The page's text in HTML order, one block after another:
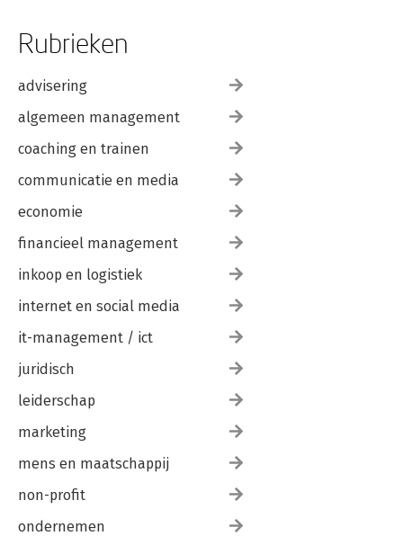
Rubrieken
advisering
algemeen management
coaching en trainen
communicatie en media
economie
financieel management
inkoop en logistiek
internet en social media
it-management / ict
juridisch
leiderschap
marketing
mens en maatschappij
non-profit
ondernemen